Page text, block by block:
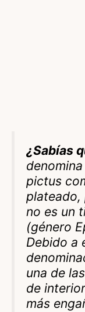
¿Sabías
pictus
plateado,
no es un
(género
Debido a
una de
de
más